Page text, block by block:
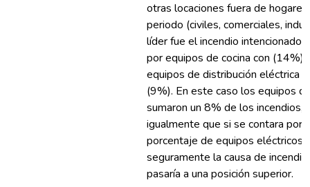
otras locaciones fuera de
periodo (civiles, comerciales,
líder fue el incendio intencionado
por equipos de cocina con (14%)
equipos de distribución eléctrica
(9%). En este caso los equipos
sumaron un 8% de los incendios,
igualmente que si se contara por
porcentaje de equipos eléctricos
seguramente la causa de
pasaría a una posición superior.